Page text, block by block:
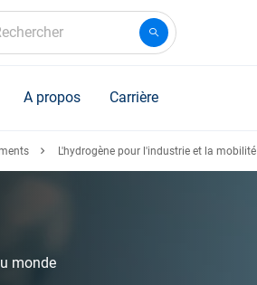
A propos Carrière
L'hydrogène pour l'industrie et la mobilité
monde